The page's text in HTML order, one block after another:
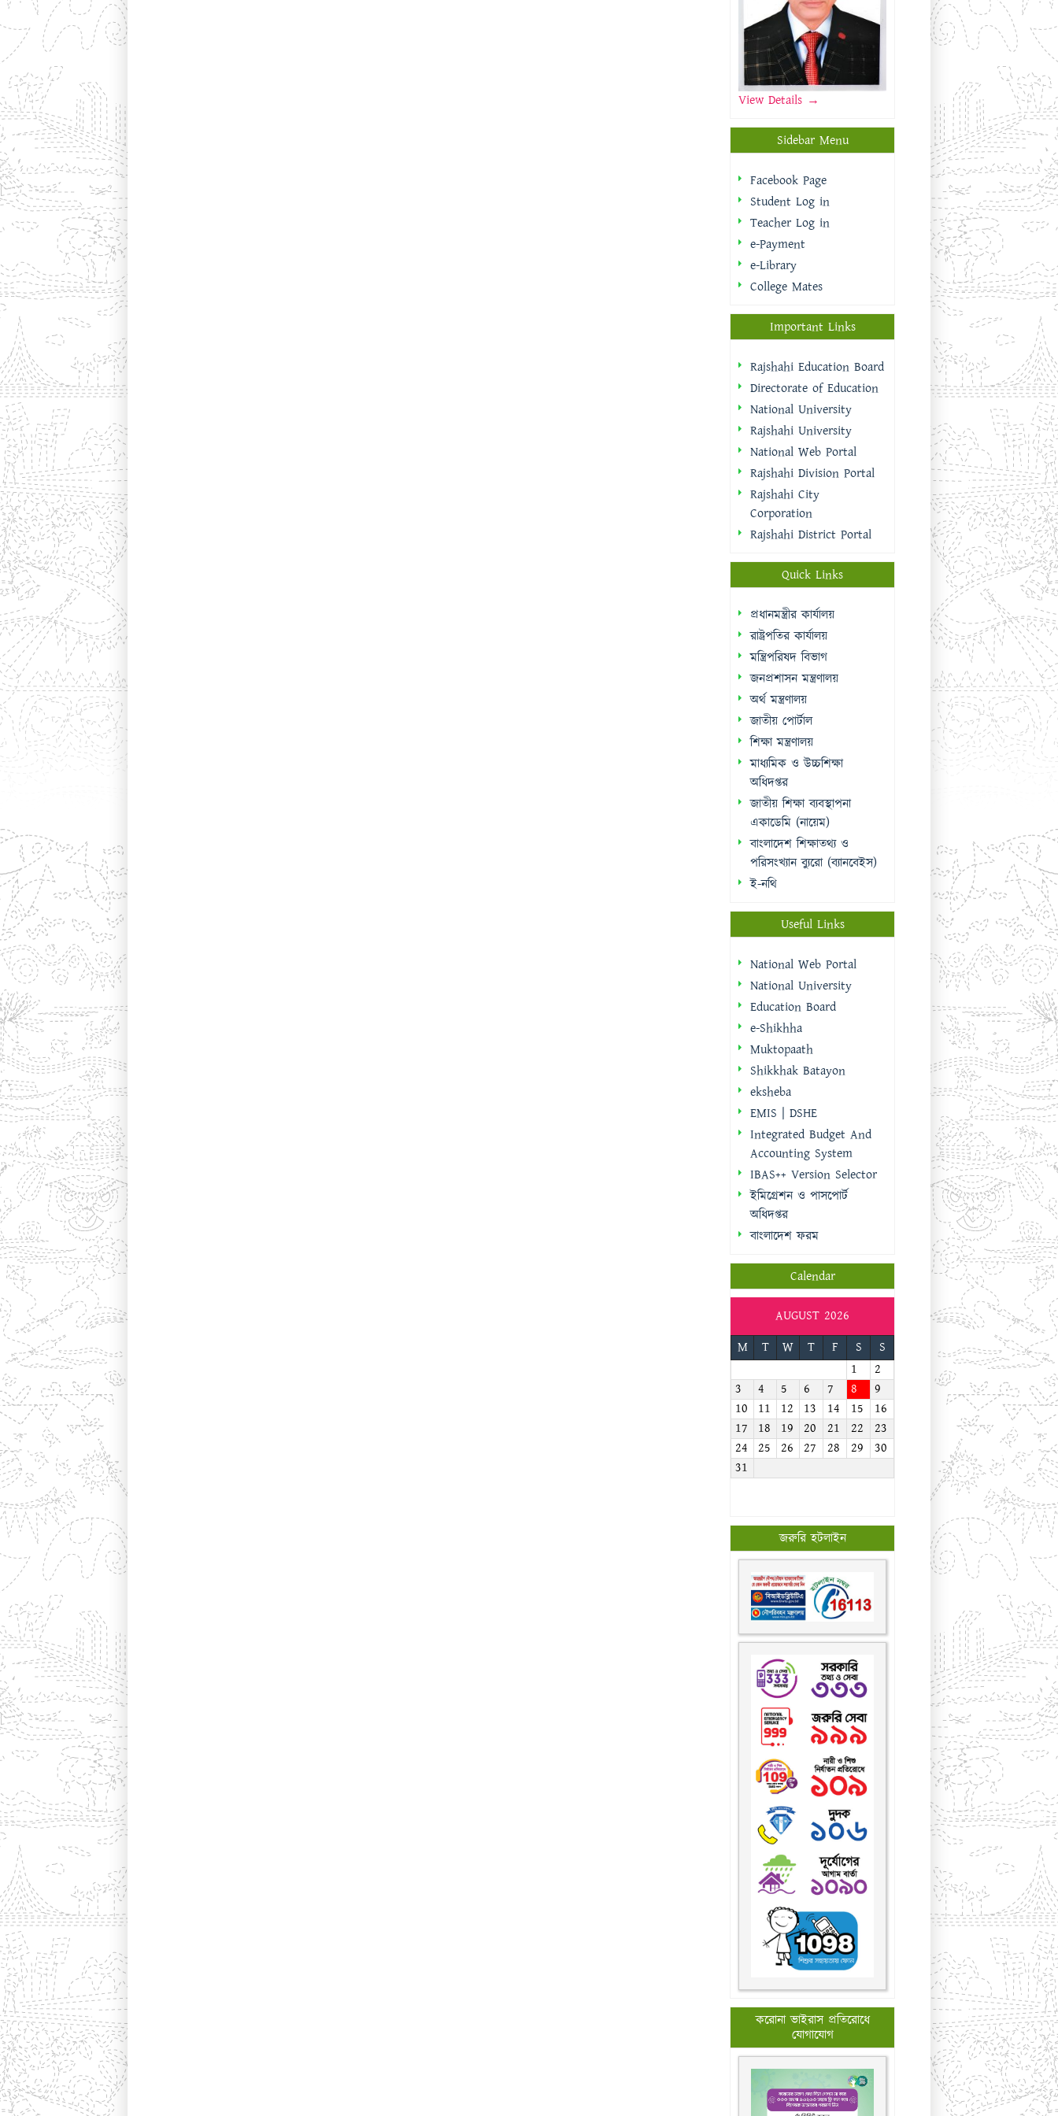
View Details →
Sidebar Menu
Facebook Page
Student Log in
Teacher Log in
e-Payment
e-Library
College Mates
Important Links
Rajshahi Education Board
Directorate of Education
National University
Rajshahi University
National Web Portal
Rajshahi Division Portal
Rajshahi City
Corporation
Rajshahi District Portal
Quick Links
প্রধানমন্ত্রীর কার্যালয়
রাষ্ট্রপতির কার্যালয়
মন্ত্রিপরিষদ বিভাগ
জনপ্রশাসন মন্ত্রণালয়
অর্থ মন্ত্রণালয়
জাতীয় পোর্টাল
শিক্ষা মন্ত্রণালয়
মাধ্যমিক ও উচ্চশিক্ষা
অধিদপ্তর
জাতীয় শিক্ষা ব্যবস্থাপনা
একাডেমি (নায়েম)
বাংলাদেশ শিক্ষাতথ্য ও
পরিসংখ্যান ব্যুরো (ব্যানবেইস)
ই-নথি
Useful Links
National Web Portal
National University
Education Board
e-Shikhha
Muktopaath
Shikkhak Batayon
eksheba
EMIS | DSHE
Integrated Budget And
Accounting System
IBAS++ Version Selector
ইমিগ্রেশন ও পাসপোর্ট
অধিদপ্তর
বাংলাদেশ ফরম
Calendar
AUGUST 2026
M
T W T F S
S
1
2
3
4 5 6 7 8
9
10
11 12 13 14 15
16
17
18 19 20 21 22
23
24
25 26 27 28 29
30
31
জরুরি হটলাইন
করোনা ভাইরাস প্রতিরোধে
যোগাযোগ